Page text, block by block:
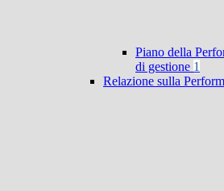
Piano della
di gestione 1
Relazione sulla